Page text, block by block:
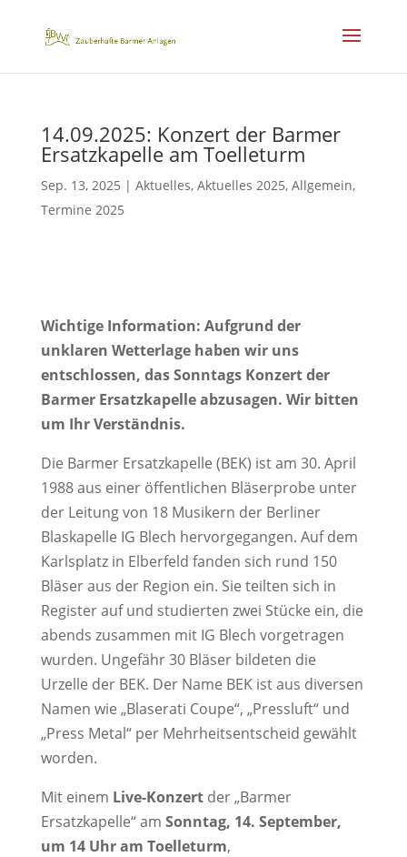
14.09.2025: Konzert der Barmer
Ersatzkapelle am Toelleturm
Sep. 13, 2025 | Aktuelles, Aktuelles 2025, Allgemein,
Termine 2025
Wichtige Information: Aufgrund der
unklaren Wetterlage haben wir uns
entschlossen, das Sonntags Konzert der
Barmer Ersatzkapelle abzusagen. Wir bitten
um Ihr Verständnis.
Die Barmer Ersatzkapelle (BEK) ist am 30. April
1988 aus einer öffentlichen Bläserprobe unter
der Leitung von 18 Musikern der Berliner
Blaskapelle IG Blech hervorgegangen. Auf dem
Karlsplatz in Elberfeld fanden sich rund 150
Bläser aus der Region ein. Sie teilten sich in
Register auf und studierten zwei Stücke ein, die
abends zusammen mit IG Blech vorgetragen
wurden. Ungefähr 30 Bläser bildeten die
Urzelle der BEK. Der Name BEK ist aus diversen
Namen wie „Blaserati Coupe“, „Pressluft“ und
„Press Metal“ per Mehrheitsentscheid gewählt
worden.
Mit einem Live-Konzertder „Barmer
Ersatzkapelle“ am Sonntag, 14. September,
um 14 Uhr am Toelleturm,